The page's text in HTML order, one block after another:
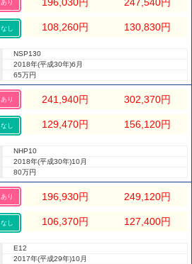
あり 196,030円 247,540円
なし 108,260円 130,830円
NSP130
2018年(平成30年)6月
65万円
あり 241,940円 302,370円
なし 129,470円 156,120円
NHP10
2018年(平成30年)10月
80万円
あり 196,930円 249,120円
なし 106,370円 127,400円
E12
2017年(平成29年)10月